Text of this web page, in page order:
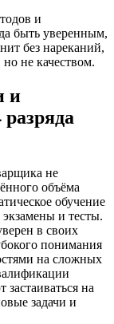
и
быть уверенным,
без нареканий,
не качеством.
и
не
объёма
обучение
экзамены и тесты.
в своих
понимания
на сложных
на
задачи и